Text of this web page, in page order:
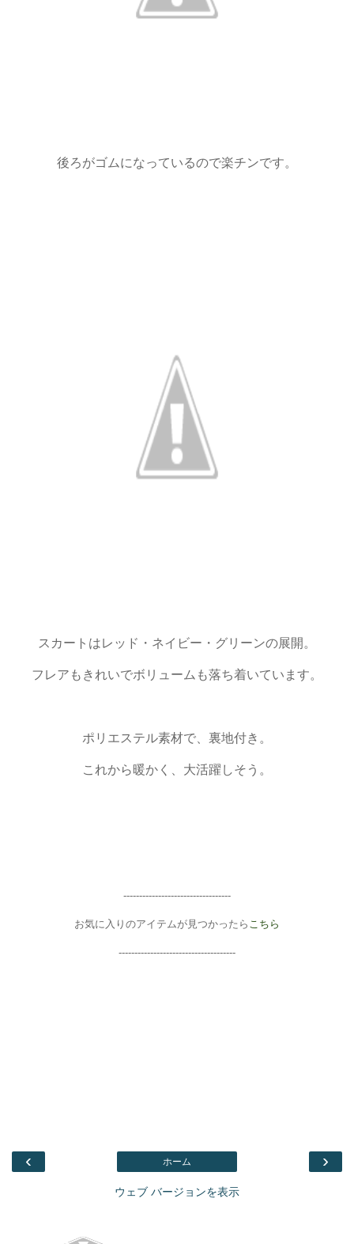
後ろがゴムになっているので楽チンです。
スカートはレッド・ネイビー・グリーンの展開。
フレアもきれいでボリュームも落ち着いています。
ポリエステル素材で、裏地付き。
これから暖かく、大活躍しそう。
----------------------------------
お気に入りのアイテムが見つかったら こちら
-------------------------------------
‹ ›
ホーム
ウェブ バージョンを表示
このブログを検索